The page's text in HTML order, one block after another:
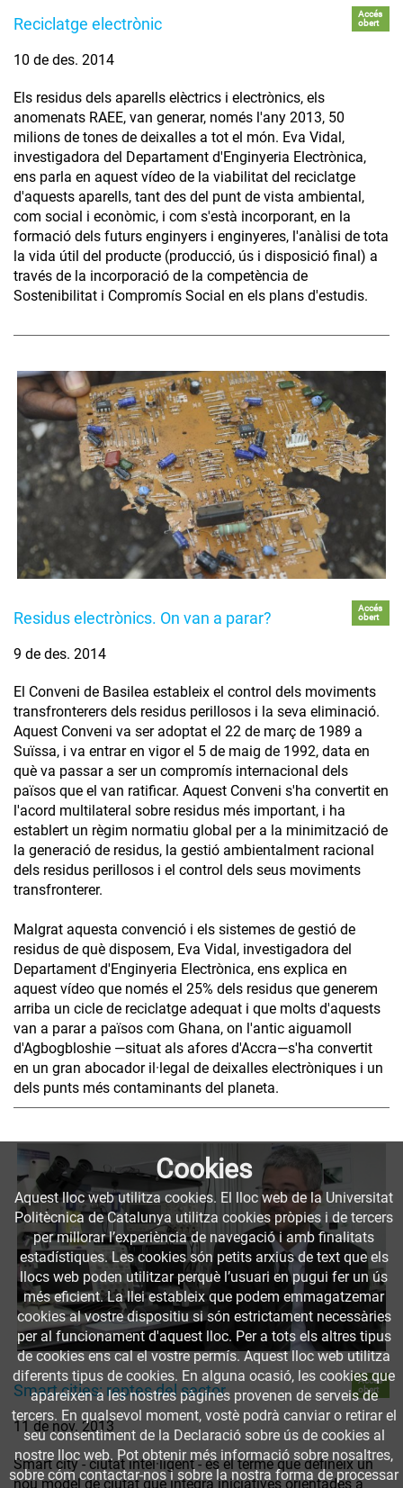
Reciclatge electrònic
Accés
obert
10 de des. 2014
Els residus dels aparells elèctrics i electrònics, els
anomenats RAEE, van generar, només l'any 2013, 50
milions de tones de deixalles a tot el món. Eva Vidal,
investigadora del Departament d'Enginyeria Electrònica,
ens parla en aquest vídeo de la viabilitat del reciclatge
d'aquests aparells, tant des del punt de vista ambiental,
com social i econòmic, i com s'està incorporant, en la
formació dels futurs enginyers i enginyeres, l'anàlisi de tota
la vida útil del producte (producció, ús i disposició final) a
través de la incorporació de la competència de
Sostenibilitat i Compromís Social en els plans d'estudis.
Residus electrònics. On van a parar?
Accés
obert
9 de des. 2014
El Conveni de Basilea estableix el control dels moviments
transfronterers dels residus perillosos i la seva eliminació.
Aquest Conveni va ser adoptat el 22 de març de 1989 a
Suïssa, i va entrar en vigor el 5 de maig de 1992, data en
què va passar a ser un compromís internacional dels
països que el van ratificar. Aquest Conveni s'ha convertit en
l'acord multilateral sobre residus més important, i ha
establert un règim normatiu global per a la minimització de
la generació de residus, la gestió ambientalment racional
dels residus perillosos i el control dels seus moviments
transfronterer.
Malgrat aquesta convenció i els sistemes de gestió de
residus de què disposem, Eva Vidal, investigadora del
Departament d'Enginyeria Electrònica, ens explica en
aquest vídeo que només el 25% dels residus que generem
arriba un cicle de reciclatge adequat i que molts d'aquests
van a parar a països com Ghana, on l'antic aiguamoll
d'Agbogbloshie —situat als afores d'Accra—s'ha convertit
en un gran abocador il·legal de deixalles electròniques i un
dels punts més contaminants del planeta.
Smart cities: reptes del sector
Accés
obert
11 de nov. 2013
Smart city - ciutat intel·ligent - és el terme que defineix un
nou model de ciutat que integra iniciatives orientades a
Cookies
Aquest lloc web utilitza cookies. El lloc web de la Universitat
Politècnica de Catalunya utilitza cookies pròpies i de tercers
per millorar l’experiència de navegació i amb finalitats
estadístiques. Les cookies són petits arxius de text que els
llocs web poden utilitzar perquè l’usuari en pugui fer un ús
més eficient. La llei estableix que podem emmagatzemar
cookies al vostre dispositiu si són estrictament necessàries
per al funcionament d'aquest lloc. Per a tots els altres tipus
de cookies ens cal el vostre permís. Aquest lloc web utilitza
diferents tipus de cookies. En alguna ocasió, les cookies que
apareixen a les nostres pàgines provenen de serveis de
tercers. En qualsevol moment, vostè podrà canviar o retirar el
seu consentiment de la Declaració sobre ús de cookies al
nostre lloc web. Pot obtenir més informació sobre nosaltres,
sobre cóm contactar-nos i sobre la nostra forma de processar